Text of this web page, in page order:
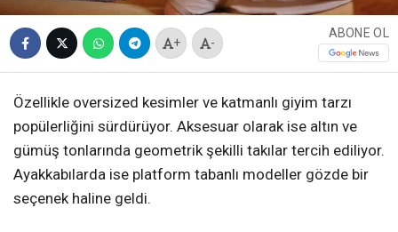
+ -
ABONE OL
Özellikle oversized kesimler ve katmanlı giyim tarzı
popülerliğini sürdürüyor. Aksesuar olarak ise altın ve
gümüş tonlarında geometrik şekilli takılar tercih ediliyor.
Ayakkabılarda ise platform tabanlı modeller gözde bir
seçenek haline geldi.